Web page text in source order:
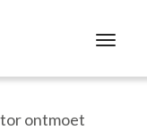
ontmoet